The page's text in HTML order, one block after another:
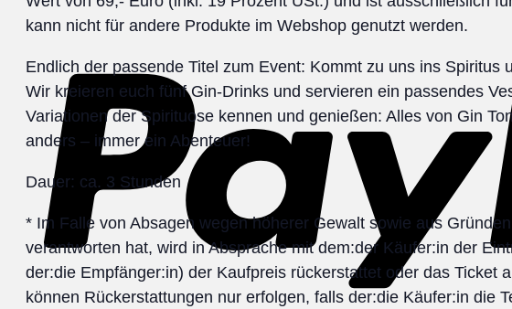
kann nicht für andere Produkte im Webshop genutzt werden.
Endlich der passende Titel zum Event: Kommt zu uns ins Spiritus
Wir kreieren euch fünf Gin-Drinks und servieren ein passendes
Variationen der Spirituose kennen und genießen: Alles von Gin
anders – immer ein Abenteuer!
Dauer: ca. 3 Stunden
* Im Falle von Absagen wegen höherer Gewalt sowie aus
verantworten hat, wird in Absprache mit dem:der Käufer:in der
der:die Empfänger:in) der Kaufpreis rückerstattet oder das Ticket
können Rückerstattungen nur erfolgen, falls der:die Käufer:in die